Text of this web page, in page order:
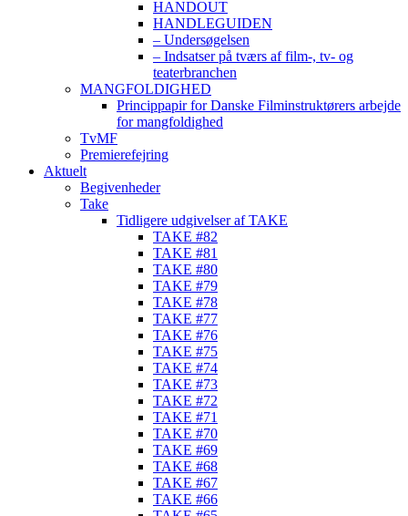
HANDOUT
HANDLEGUIDEN
– Undersøgelsen
– Indsatser på tværs af film-, tv- og
teaterbranchen
MANGFOLDIGHED
Princippapir for Danske Filminstruktørers arbejde
for mangfoldighed
TvMF
Premierefejring
Aktuelt
Begivenheder
Take
Tidligere udgivelser af TAKE
TAKE #82
TAKE #81
TAKE #80
TAKE #79
TAKE #78
TAKE #77
TAKE #76
TAKE #75
TAKE #74
TAKE #73
TAKE #72
TAKE #71
TAKE #70
TAKE #69
TAKE #68
TAKE #67
TAKE #66